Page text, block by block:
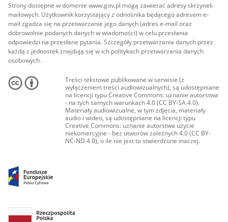
Strony dostępne w domenie www.gov.pl mogą zawierać adresy skrzynek
mailowych. Użytkownik korzystający z odnośnika będącego adresem e-
mail zgadza się na przetwarzanie jego danych (adres e-mail oraz
dobrowolnie podanych danych w wiadomości) w celu przesłania
odpowiedzi na przesłane pytania. Szczegóły przetwarzania danych przez
każdą z jednostek znajdują się w ich politykach przetwarzania danych
osobowych.
Treści tekstowe publikowane w serwisie (z
wyłączeniem treści audiowizualnych), są udostępniane
na licencji typu Creative Commons: uznanie autorstwa
- na tych samych warunkach 4.0 (CC BY-SA 4.0).
Materiały audiowizualne, w tym zdjęcia, materiały
audio i wideo, są udostępniane na licencji typu
Creative Commons: uznanie autorstwa użycie
niekomercyjne - bez utworów zależnych 4.0 (CC BY-
NC-ND 4.0), o ile nie jest to stwierdzone inaczej.